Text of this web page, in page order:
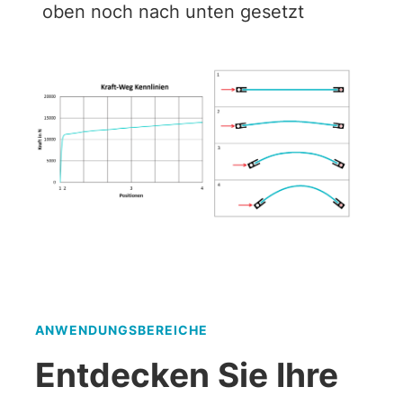
oben noch nach unten gesetzt
ANWENDUNGSBEREICHE
Entdecken Sie Ihre